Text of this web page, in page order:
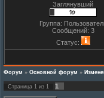
Заглянувший
Группа:
Сообщений: 3
Статус:
Форум » Основной форум »
Страница 1 из 1 1